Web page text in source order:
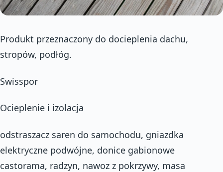
Produkt przeznaczony do docieplenia dachu,
stropów, podłóg.
Swisspor
Ocieplenie i izolacja
odstraszacz saren do samochodu, gniazdka
elektryczne podwójne, donice gabionowe
castorama, radzyn, nawoz z pokrzywy, masa